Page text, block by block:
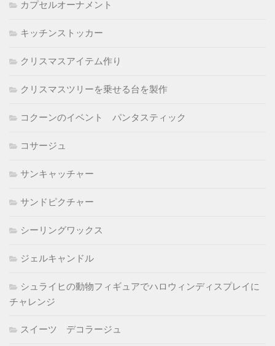
カプセルオーナメント
キッチンストッカー
クリスマスアイテム作り
クリスマスツリーを乗せる台を製作
コクーンのイベント パンタスティック
コサージュ
サンキャッチャー
サンドピクチャー
シーリングワックス
ジェルキャンドル
シュライヒの動物フィギュアでハロウィンディスプレイに
チャレンジ
スイーツ デコラージュ